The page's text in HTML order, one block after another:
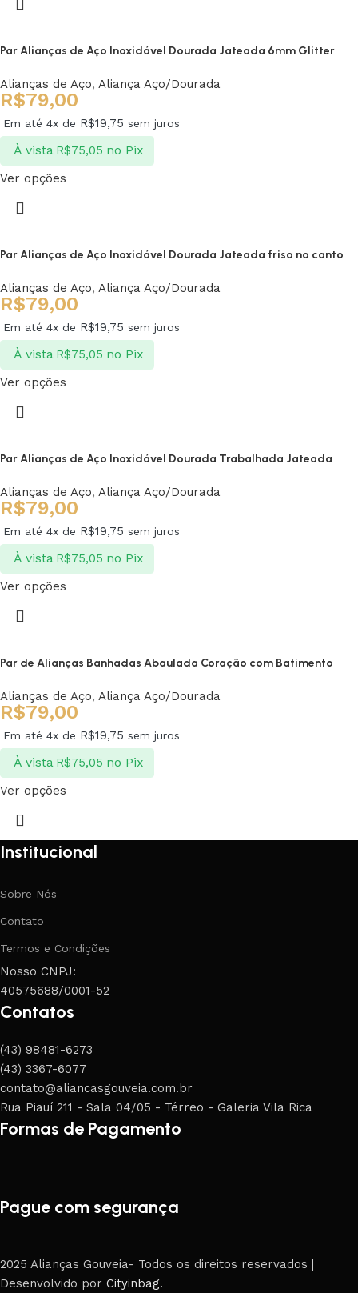
Par Alianças de Aço Inoxidável Dourada Jateada 6mm Glitter
Alianças de Aço, Aliança Aço/Dourada
R$79,00
Em até 4x de R$19,75 sem juros
À vista R$75,05 no Pix
Ver opções
Par Alianças de Aço Inoxidável Dourada Jateada friso no canto
Alianças de Aço, Aliança Aço/Dourada
R$79,00
Em até 4x de R$19,75 sem juros
À vista R$75,05 no Pix
Ver opções
Par Alianças de Aço Inoxidável Dourada Trabalhada Jateada
Alianças de Aço, Aliança Aço/Dourada
R$79,00
Em até 4x de R$19,75 sem juros
À vista R$75,05 no Pix
Ver opções
Par de Alianças Banhadas Abaulada Coração com Batimento
Alianças de Aço, Aliança Aço/Dourada
R$79,00
Em até 4x de R$19,75 sem juros
À vista R$75,05 no Pix
Ver opções
Institucional
Sobre Nós
Contato
Termos e Condições
Nosso CNPJ:
40575688/0001-52
Contatos
(43) 98481-6273
(43) 3367-6077
contato@aliancasgouveia.com.br
Rua Piauí 211 - Sala 04/05 - Térreo - Galeria Vila Rica
Formas de Pagamento
Pague com segurança
2025 Alianças Gouveia- Todos os direitos reservados |
Desenvolvido por Cityinbag.